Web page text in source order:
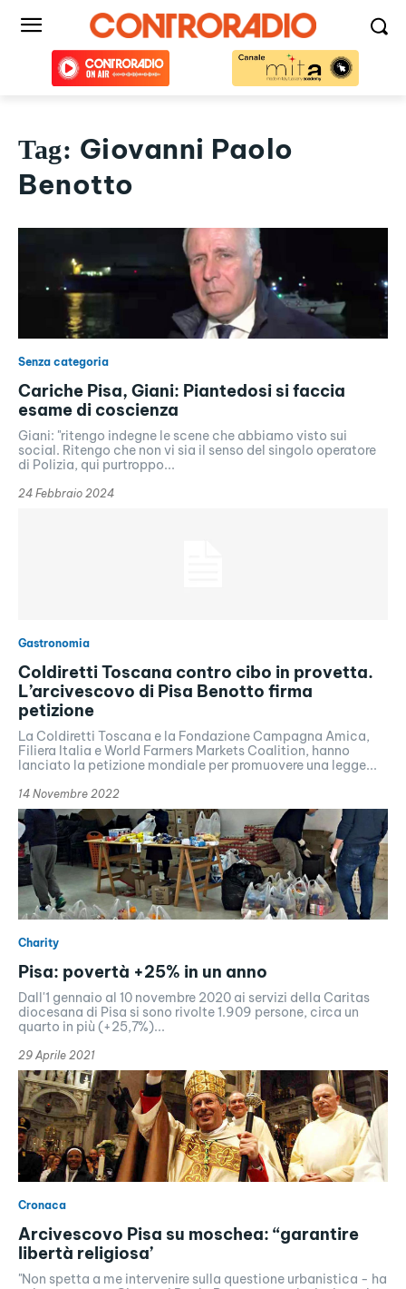
Tag: Giovanni Paolo
Benotto
Senza categoria
Cariche Pisa, Giani: Piantedosi si faccia
esame di coscienza
Giani: "ritengo indegne le scene che abbiamo visto sui
social. Ritengo che non vi sia il senso del singolo operatore
di Polizia, qui purtroppo...
24 Febbraio 2024
Gastronomia
Coldiretti Toscana contro cibo in provetta.
L’arcivescovo di Pisa Benotto firma
petizione
La Coldiretti Toscana e la Fondazione Campagna Amica,
Filiera Italia e World Farmers Markets Coalition, hanno
lanciato la petizione mondiale per promuovere una legge...
14 Novembre 2022
Charity
Pisa: povertà +25% in un anno
Dall'1 gennaio al 10 novembre 2020 ai servizi della Caritas
diocesana di Pisa si sono rivolte 1.909 persone, circa un
quarto in più (+25,7%)...
29 Aprile 2021
Cronaca
Arcivescovo Pisa su moschea: “garantire
libertà religiosa’
"Non spetta a me intervenire sulla questione urbanistica - ha